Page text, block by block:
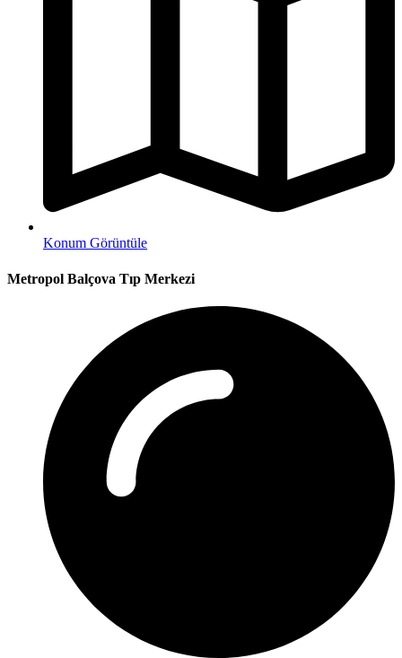
Konum Görüntüle
Metropol Balçova Tıp Merkezi